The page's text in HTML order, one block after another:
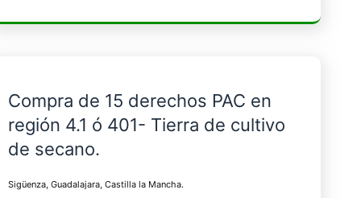
Compra de 15 derechos PAC en
región 4.1 ó 401- Tierra de cultivo
de secano.
Sigüenza, Guadalajara, Castilla la Mancha.